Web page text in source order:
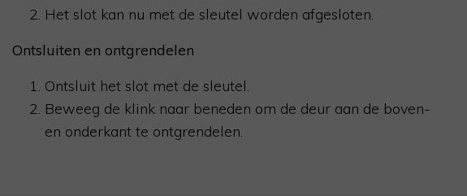
Het slot kan nu met de sleutel worden afgesloten.
Ontsluiten en ontgrendelen
Ontsluit het slot met de sleutel.
Beweeg de klink naar beneden om de deur aan de boven-
en onderkant te ontgrendelen.